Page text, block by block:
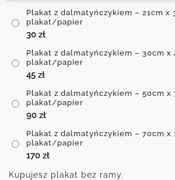
Plakat z dalmatyńczykiem – 21cm x
plakat/papier
30 zł
Plakat z dalmatyńczykiem – 30cm x
plakat/papier
45 zł
Plakat z dalmatyńczykiem – 50cm x
plakat/papier
90 zł
Plakat z dalmatyńczykiem – 70cm x
plakat/papier
170 zł
Kupujesz plakat bez ramy.